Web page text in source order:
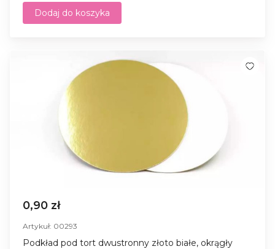
Dodaj do koszyka
0,90 zł
Artykuł: 00293
Podkład pod tort dwustronny złoto białe, okrągły